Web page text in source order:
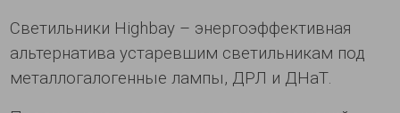
Светильники Highbay – энергоэффективная
альтернатива устаревшим светильникам под
металлогалогенные лампы, ДРЛ и ДНаТ.